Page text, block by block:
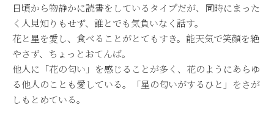
日頃から物静かに読書をしているタイプだが、同時にまった
く人見知りもせず、誰とでも気負いなく話す。
花と星を愛し、食べることがとてもすき。能天気で笑顔を絶
やさず、ちょっとおてんば。
他人に「花の匂い」を感じることが多く、花のようにあらゆ
る他人のことも愛している。「星の匂いがするひと」をさが
しもとめている。